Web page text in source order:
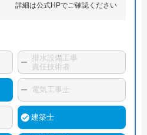
詳細は公式HPでご確認ください
排水設備工事
責任技術者
電気工事士
建築士